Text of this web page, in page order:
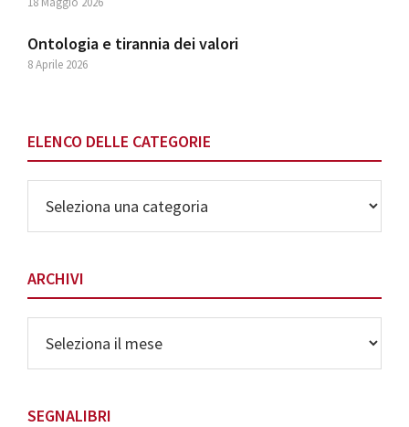
Ontologia e tirannia dei valori
8 Aprile 2026
ELENCO DELLE CATEGORIE
delle
Categorie
ARCHIVI
SEGNALIBRI